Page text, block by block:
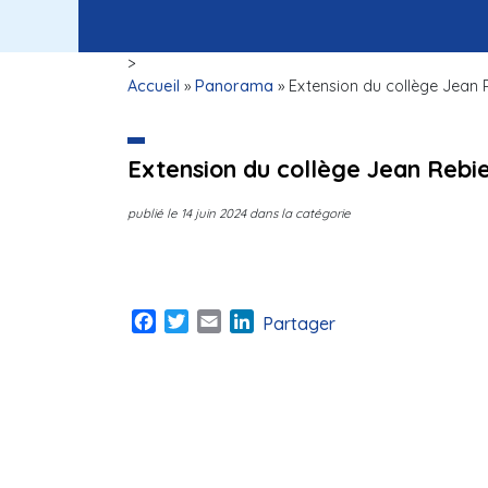
>
Accueil » Panorama » Extension du collège Jean
Extension du collège Jean
publié le 14 juin 2024dans la catégorie
Facebook
TwitterEmail LinkedIn
Partager